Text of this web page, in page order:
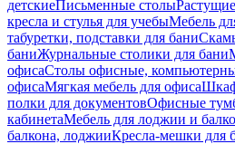
детскиеПисьменные столы
кресла и стулья для учебыМебель
табуретки, подставки для бани
баниЖурнальные столики для бани
офисаСтолы офисные,
офисаМягкая мебель для офиса
полки для документовОфисные
кабинетаМебель для лоджии и
балкона, лоджииКресла-мешки для